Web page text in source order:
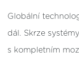
Globální
dál. Skrze
s kompletním